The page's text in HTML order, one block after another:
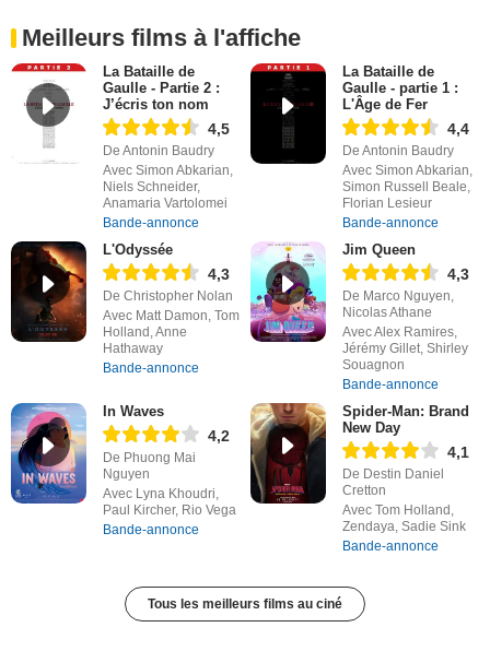
Meilleurs films à l'affiche
La Bataille de
Gaulle - Partie 2 :
J’écris ton nom
4,5
De Antonin Baudry
Avec Simon Abkarian,
Niels Schneider,
Anamaria Vartolomei
Bande-annonce
La Bataille de
Gaulle - partie 1 :
L'Âge de Fer
4,4
De Antonin Baudry
Avec Simon Abkarian,
Simon Russell Beale,
Florian Lesieur
Bande-annonce
L'Odyssée
4,3
De Christopher Nolan
Avec Matt Damon, Tom
Holland, Anne
Hathaway
Bande-annonce
Jim Queen
4,3
De Marco Nguyen,
Nicolas Athane
Avec Alex Ramires,
Jérémy Gillet, Shirley
Souagnon
Bande-annonce
In Waves
4,2
De Phuong Mai
Nguyen
Avec Lyna Khoudri,
Paul Kircher, Rio Vega
Bande-annonce
Spider-Man: Brand
New Day
4,1
De Destin Daniel
Cretton
Avec Tom Holland,
Zendaya, Sadie Sink
Bande-annonce
Tous les meilleurs films au ciné